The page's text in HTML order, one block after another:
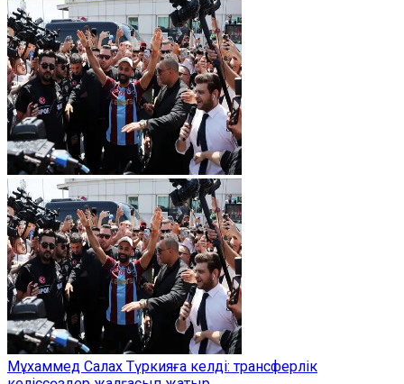
Мұхаммед Салах Түркияға келді: трансферлік